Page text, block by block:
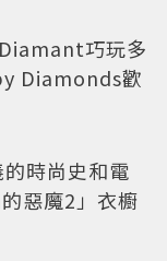
巧玩多
Diamonds歡
時尚史和電
惡魔2」衣櫥